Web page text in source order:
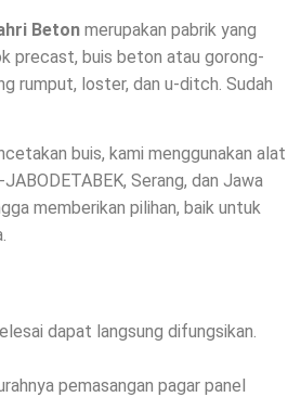
Beton merupakan pabrik yang
precast, buis beton atau gorong-
rumput, loster, dan u-ditch. Sudah
buis, kami menggunakan alat
Serang, dan Jawa
memberikan pilihan, baik untuk
dapat langsung difungsikan.
pemasangan pagar panel